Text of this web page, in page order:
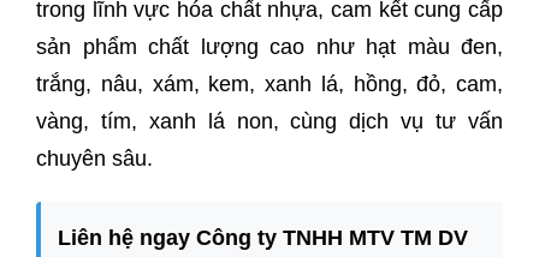
trong lĩnh vực hóa chất nhựa, cam kết cung cấp
sản phẩm chất lượng cao như hạt màu đen,
trắng, nâu, xám, kem, xanh lá, hồng, đỏ, cam,
vàng, tím, xanh lá non, cùng dịch vụ tư vấn
chuyên sâu.
Liên hệ ngay Công ty TNHH MTV TM DV